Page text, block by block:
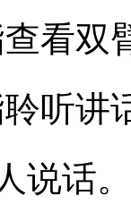
看
听
说话。